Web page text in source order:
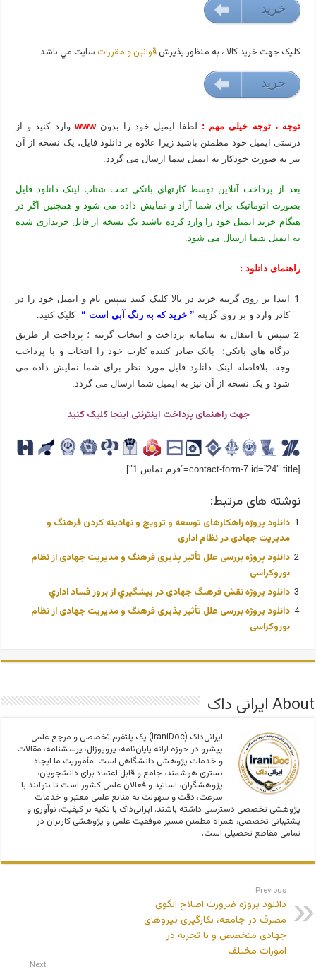
9000 تومان خريد
کليک جهت خريد کالا ، به منظور پذيرشقوانين و مقررات سايت مي باشد .
9000 تومان خريد
توجه ، توجه خیلی مهم : لطفا ایمیل خود را بدون www وارد کنید و از
درستی ایمیل خود مطمئن باشید زیرا علاوه بر دانلود فایل، یک نسخه از آن
نیز به صورت خودکار به ایمیل شما ارسال می گردد.
بعد از پرداخت آنلاین توسط کارتهای بانکی تحت شتاب لینک دانلود فایل
بصورت اتوماتیک برای شما آزاد و نمایش داده می شود و همچنین اگر در
هنگام خرید ایمیل خود را وارد کرده باشید یک نسخه از فایل خریداری شده
به ایمیل شما ارسال می شود.
راهنمای دانلود :
ابتدا بر روی گزینه خرید در بالا کلیک کنید سپس نام و ایمیل خود را در
کادر وارد و بر روی گزینه ” خرید که به رنگ آبی است “
کلیک کنید.
سپس با انتقال به سامانه پرداخت و انتخاب گزینه ؛ پرداخت از طریق
درگاه های بانکی؛ بانک صادر کننده کارت خود را انتخاب و با پرداخت
وجه، بلافاصله لینک دانلود فایل مورد نظر برای شما نمایش داده می
شود و یک نسخه از آن نیز به ایمیل شما ارسال می گردد.
جهت راهنمای پرداخت اینترنتی اینجا کلیک کنید
[contact-form-7 id=”24″ title=”فرم تماس 1″]
نوشته های مرتبط:
دانلود پروژه راهکارهای توسعه و ترویج و نهادینه کردن فرهنگ و
مدیریت جهادی در نظام اداری
دانلود پروژه بررسی علل تأثیر پذیری فرهنگ و مدیریت جهادی از نظام
بوروکراسی
دانلود پروژه نقش فرهنگ جهادی در پيشگيري از بروز فساد اداري
دانلود پروژه بررسی علل تأثیر پذیری فرهنگ و مدیریت جهادی از نظام
بوروکراسی
About ایرانی داک
ایرانی‌داک (IraniDoc) یک پلتفرم تخصصی و مرجع علمی
پیشرو در حوزه ارائه پایان‌نامه، پروپوزال، پرسشنامه، مقالات
و خدمات پژوهشی دانشگاهی است. مأموریت ما ایجاد
بستری هوشمند، جامع و قابل اعتماد برای دانشجویان،
پژوهشگران، اساتید و فعالان علمی کشور است تا بتوانند با
سرعت، دقت و سهولت به منابع علمی معتبر و خدمات
پژوهشی تخصصی دسترسی داشته باشند. ایرانی‌داک با تکیه بر کیفیت، نوآوری و
پشتیبانی تخصصی، همراه مطمئن مسیر موفقیت علمی و پژوهشی کاربران در
تمامی مقاطع تحصیلی است.
Previous
دانلود پروژه ضرورت اصلاح الگوی
مصرف در جامعه، بکارگیری نیروهای
جهادی متخصص و با تجربه در
امورات مختلف
Next